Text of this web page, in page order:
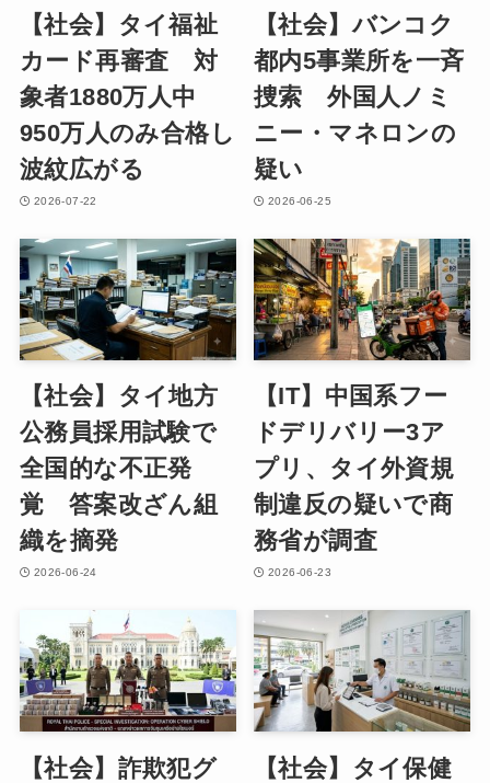
【社会】タイ福祉
カード再審査 対
象者1880万人中
950万人のみ合格し
波紋広がる
2026-07-22
【社会】バンコク
都内5事業所を一斉
捜索 外国人ノミ
ニー・マネロンの
疑い
2026-06-25
【社会】タイ地方
公務員採用試験で
全国的な不正発
覚 答案改ざん組
織を摘発
2026-06-24
【IT】中国系フー
ドデリバリー3ア
プリ、タイ外資規
制違反の疑いで商
務省が調査
2026-06-23
【社会】詐欺犯グ
【社会】タイ保健